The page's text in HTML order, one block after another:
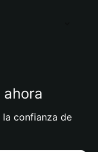
confianza de